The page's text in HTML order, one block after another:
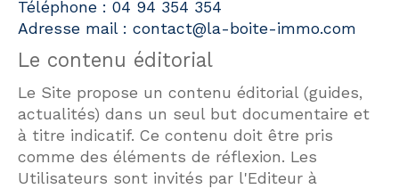
Téléphone : 04 94 354 354
Adresse mail : contact@la-boite-immo.com
Le contenu éditorial
Le Site propose un contenu éditorial (guides,
actualités) dans un seul but documentaire et
à titre indicatif. Ce contenu doit être pris
comme des éléments de réflexion. Les
Utilisateurs sont invités par l'Editeur à